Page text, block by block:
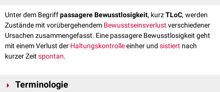
Unter dem Begriffpassagere Bewusstlosigkeit, kurzTLoC, werden
Zustände mit vorübergehendem Bewusstseinsverlustverschiedener
Ursachen zusammengefasst. Eine passagere Bewusstlosigkeit geht
mit einem Verlust der Haltungskontrolleeinher und sistiert nach
kurzer Zeitspontan.
Terminologie